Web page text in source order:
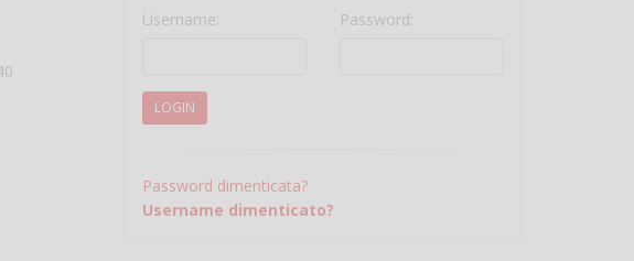
Username:
Password:
LOGIN
Password dimenticata?
Username dimenticato?